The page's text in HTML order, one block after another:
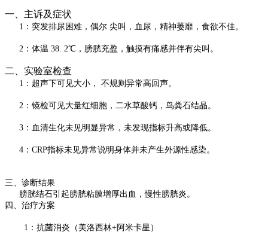
一、主诉及症状
1：突发排尿困难，偶尔 尖叫，血尿，精神萎靡，食欲不佳。
2：体温 38. 2℃，膀胱充盈，触摸有痛感并伴有尖叫。
二、实验室检查
1：超声下可见大小， 不规则异常高回声。
2：镜检可见大量红细胞，二水草酸钙，鸟粪石结晶。
3：血清生化未见明显异常，未发现指标升高或降低。
4：CRP指标未见异常说明身体并未产生外源性感染。
三、诊断结果
膀胱结石引起膀胱粘膜增厚出血，慢性膀胱炎。
四、治疗方案
1：抗菌消炎（美洛西林+阿米卡星）